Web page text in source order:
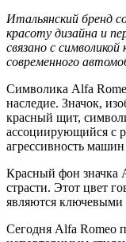
Итальянский бренд
красоту дизайна и
связано с
современного
Символика Alfa
наследие. Значок,
красный щит,
ассоциирующийся с
агрессивность
Красный фон значка
страсти. Этот цвет
являются ключевыми
Сегодня Alfa Romeo